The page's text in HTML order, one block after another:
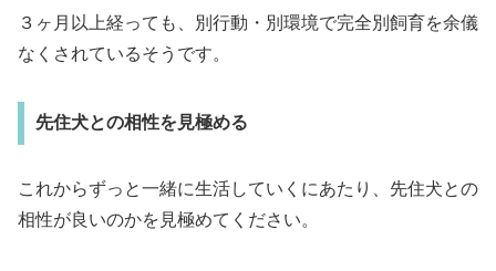
３ヶ月以上経っても、別行動・別環境で完全別飼育を余儀
なくされているそうです。
先住犬との相性を見極める
これからずっと一緒に生活していくにあたり、先住犬との
相性が良いのかを見極めてください。